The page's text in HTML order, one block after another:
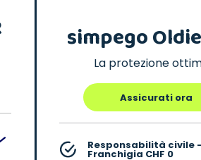
simpego
La protezione
Assicurati ora
Responsabilità civile
Franchigia CHF 0